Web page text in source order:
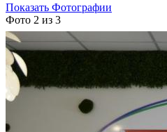
Показать Фотографии
Фото 2 из 3